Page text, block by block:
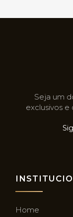
Seja um
exclusivos e
Home